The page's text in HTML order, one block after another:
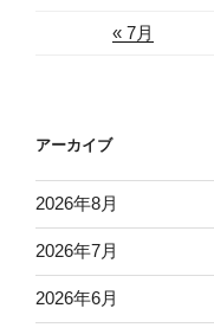
« 7月
アーカイブ
2026年8月
2026年7月
2026年6月